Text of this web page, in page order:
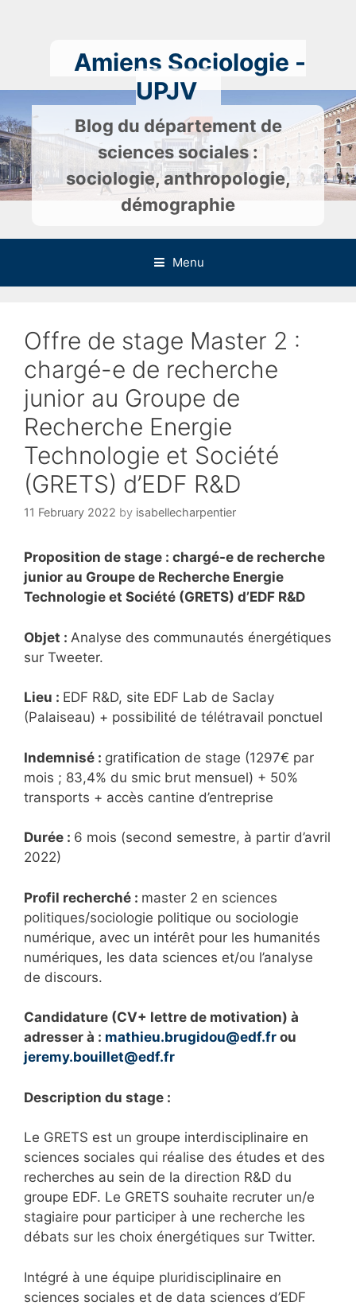
Amiens Sociologie -
UPJV
Blog du département de
sciences sociales :
sociologie, anthropologie,
démographie
Menu
Offre de stage Master 2 :
chargé-e de recherche
junior au Groupe de
Recherche Energie
Technologie et Société
(GRETS) d’EDF R&D
11 February 2022 by isabellecharpentier
Proposition de stage : chargé-e de recherche
junior au Groupe de Recherche Energie
Technologie et Société (GRETS) d’EDF R&D
Objet : Analyse des communautés énergétiques
sur Tweeter.
Lieu : EDF R&D, site EDF Lab de Saclay
(Palaiseau) + possibilité de télétravail ponctuel
Indemnisé : gratification de stage (1297€ par
mois ; 83,4% du smic brut mensuel) + 50%
transports + accès cantine d’entreprise
Durée : 6 mois (second semestre, à partir d’avril
2022)
Profil recherché : master 2 en sciences
politiques/sociologie politique ou sociologie
numérique, avec un intérêt pour les humanités
numériques, les data sciences et/ou l’analyse
de discours.
Candidature (CV+ lettre de motivation) à
adresser à : mathieu.brugidou@edf.fr ou
jeremy.bouillet@edf.fr
Description du stage :
Le GRETS est un groupe interdisciplinaire en
sciences sociales qui réalise des études et des
recherches au sein de la direction R&D du
groupe EDF. Le GRETS souhaite recruter un/e
stagiaire pour participer à une recherche les
débats sur les choix énergétiques sur Twitter.
Intégré à une équipe pluridisciplinaire en
sciences sociales et de data sciences d’EDF